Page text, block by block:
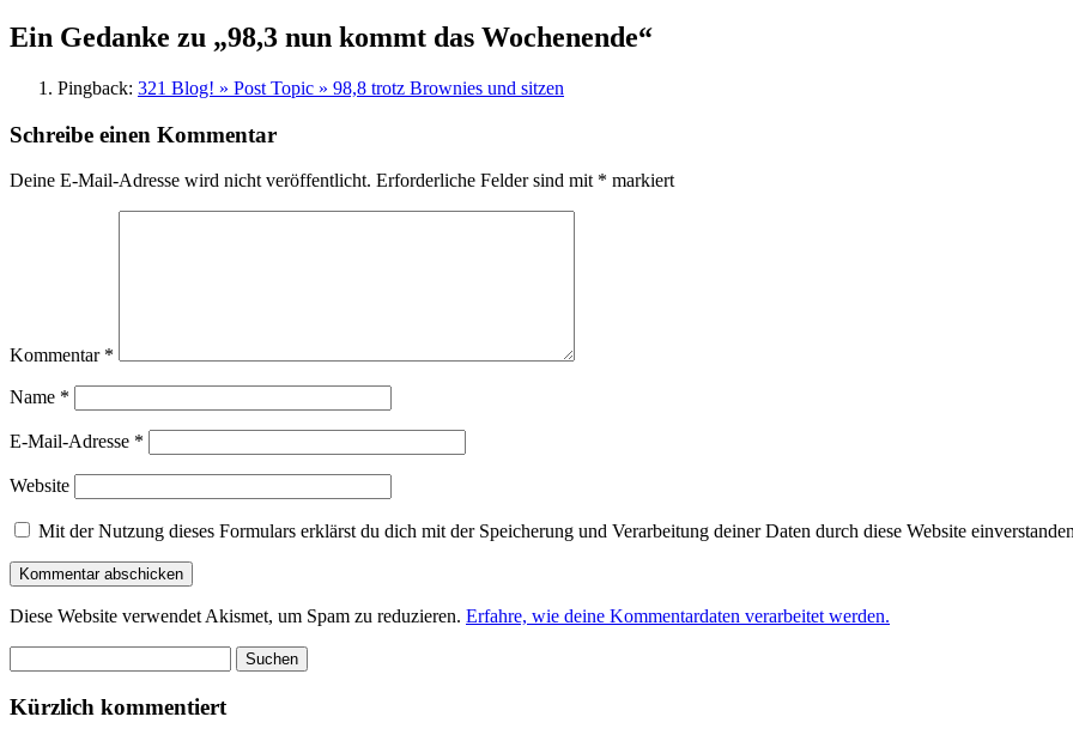
Ein Gedanke zu „98,3 nun kommt das Wochenende“
Pingback: 321 Blog! » Post Topic » 98,8 trotz Brownies und sitzen
Schreibe einen Kommentar
Deine E-Mail-Adresse wird nicht veröffentlicht. Erforderliche Felder sind mit * markiert
Kommentar *
Name *
E-Mail-Adresse *
Website
Mit der Nutzung dieses Formulars erklärst du dich mit der Speicherung und Verarbeitung deiner Daten durch diese Website
Diese Website verwendet Akismet, um Spam zu reduzieren. Erfahre, wie deine Kommentardaten verarbeitet werden.
nach:
Kürzlich kommentiert